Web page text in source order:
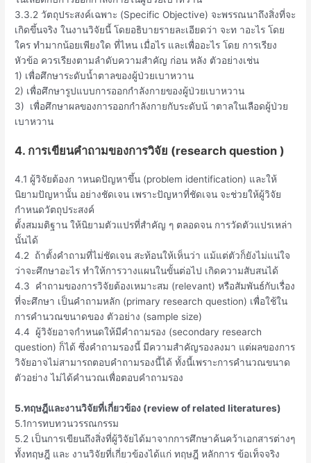
3.3.2 วัตถุประสงค์เฉพาะ (Specific Objective) จะพรรณนาถึงสิ่งที่จะ
เกิดขึ้นจริง ในงานวิจัยนี้ โดยอธิบายรายละเอียดว่า จะท าอะไร โดย
ใคร ทำมากน้อยเพียงใด ที่ไหน เมื่อไร และเพื่ออะไร โดย การเรียง
หัวข้อ ควรเรียงตามลำดับความสำคัญ ก่อน หลัง ตัวอย่างเช่น
1) เพื่อศึกษาระดับน้ำตาลของผู้ป่วยเบาหวาน
2) เพื่อศึกษารูปแบบการออกกำลังกายของผู้ป่วยเบาหวาน
3) เพื่อศึกษาผลของการออกกำลังกายกับระดับน้ าตาลในเลือดผู้ป่วย
เบาหวาน
4. การเขียนคำถามของการวิจัย (research question )
4.1 ผู้วิจัยต้องก าหนดปัญหาขึ้น (problem identification) และให้
นิยามปัญหานั้น อย่างชัดเจน เพราะปัญหาที่ชัดเจน จะช่วยให้ผู้วิจัย
กำหนดวัตถุประสงค์
ตั้งสมมติฐาน ให้นิยามตัวแปรที่สำคัญ ๆ ตลอดจน การวัดตัวแปรเหล่า
นั้นได้
4.2 ถ้าตั้งคำถามที่ไม่ชัดเจน สะท้อนให้เห็นว่า แม้แต่ตัวก็ยังไม่แน่ใจ
ว่าจะศึกษาอะไร ทำให้การวางแผนในขั้นต่อไป เกิดความสับสนได้
4.3 คำถามของการวิจัยต้องเหมาะสม (relevant) หรือสัมพันธ์กับเรื่อง
ที่จะศึกษา เป็นคำถามหลัก (primary research question) เพื่อใช้ใน
การคำนวณขนาดของ ตัวอย่าง (sample size)
4.4 ผู้วิจัยอาจกำหนดให้มีคำถามรอง (secondary research
question) ก็ได้ ซึ่งคำถามรองนี้ มีความสำคัญรองลงมา แต่ผลของการ
วิจัยอาจไม่สามารถตอบคำถามรองนี้ได้ ทั้งนี้เพราะการคำนวณขนาด
ตัวอย่าง ไม่ได้คำนวณเพื่อตอบคำถามรอง
5.ทฤษฎีและงานวิจัยที่เกี่ยวข้อง (review of related literatures)
5.1การทบทวนวรรณกรรม
5.2 เป็นการเขียนถึงสิ่งที่ผู้วิจัยได้มาจากการศึกษาค้นคว้าเอกสารต่างๆ
ทั้งทฤษฎี และ งานวิจัยที่เกี่ยวข้องได้แก่ ทฤษฎี หลักการ ข้อเท็จจริง